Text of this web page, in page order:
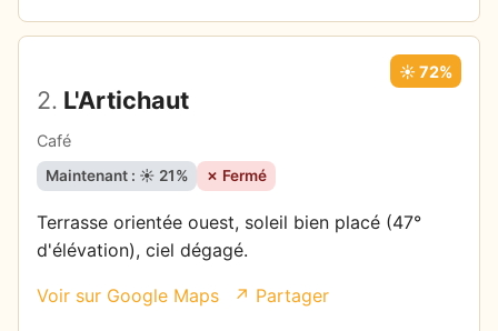
2. L'Artichaut
Café
☀️ 72%
Maintenant : ☀️ 21% ✗ Fermé
Terrasse orientée ouest, soleil bien placé (47°
d'élévation), ciel dégagé.
Voir sur Google Maps ↗ Partager